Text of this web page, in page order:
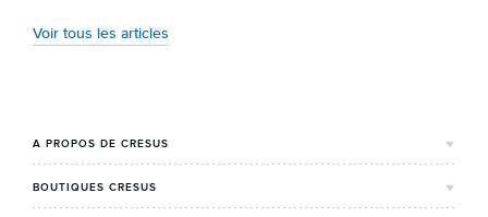
Voir tous les articles
métallurgique à la réinterprétation esthétique
A PROPOS DE CRESUS
L'Histoire de Cresus
BOUTIQUES CRESUS